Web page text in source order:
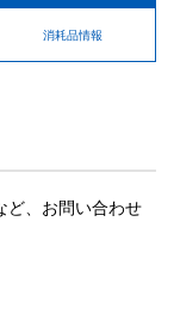
消耗品情報
ど、お問い合わせ